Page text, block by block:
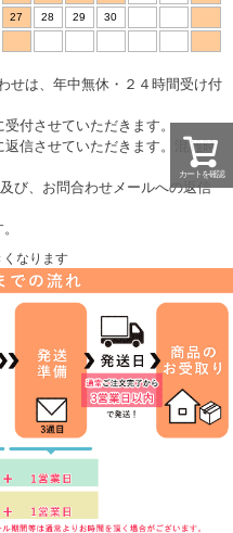
カートを確認
27
28 29 30
せは、年中無休・２４時間受け付
付させていただきます。
信させていただきます。混雑時
び、お問合わせメールへの返信
くなります